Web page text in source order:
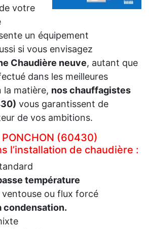
votre
un équipement
si vous envisagez
Chaudière neuve, autant que
dans les meilleures
la matière, nos chauffagistes
vous garantissent de
de vos ambitions.
(60430)
l’installation de chaudière :
température
ventouse ou flux forcé
condensation.